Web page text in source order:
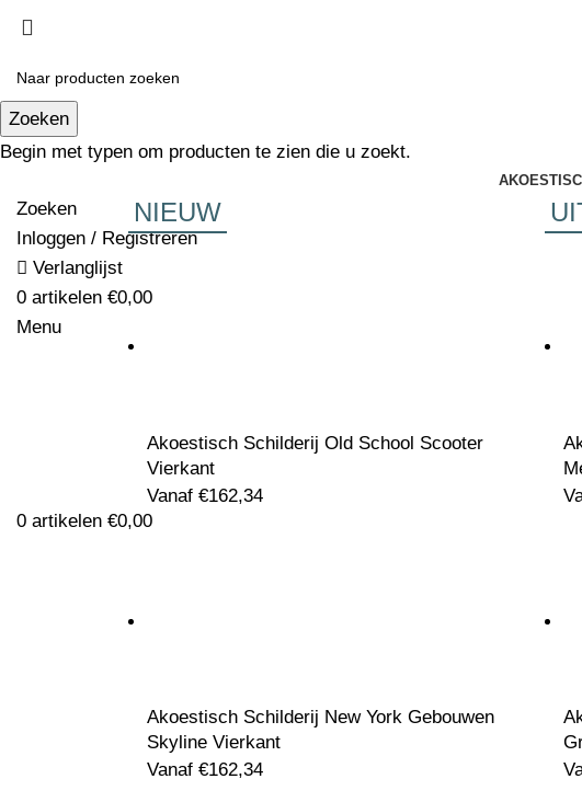
Zoeken
Inloggen / Registreren
Verlanglijst
0 artikelen €0,00
Menu
0 artikelen €0,00
Klik om te vergroten
Zoeken
Begin met typen om producten te zien die u zoekt.
NIEUW
Akoestisch Schilderij Old School Scooter
Vierkant
Vanaf €162,34
Akoestisch Schilderij New York Gebouwen
Skyline Vierkant
Vanaf €162,34